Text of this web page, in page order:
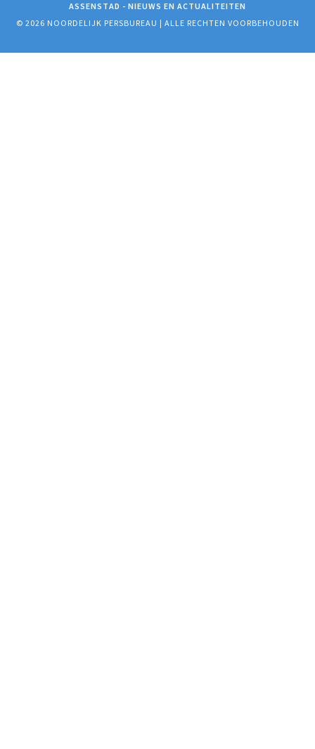
ASSENSTAD - NIEUWS EN ACTUALITEITEN
© 2026 NOORDELIJK PERSBUREAU | ALLE RECHTEN VOORBEHOUDEN